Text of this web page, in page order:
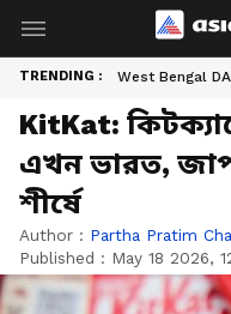
TRENDING : West Bengal DA
KitKat:
এখন ভারত,
শীর্ষে
Author : Partha Pratim
Published : May 18 2026,